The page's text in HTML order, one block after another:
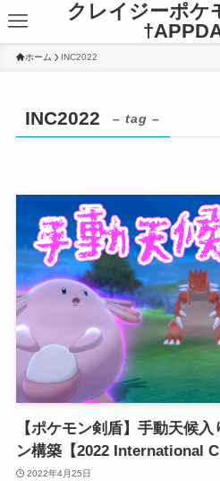
クレイジーポケ
ホーム INC2022
INC2022 – tag –
【ポケモン剣盾】手動天候
ン構築【2022 International
2022年4月25日